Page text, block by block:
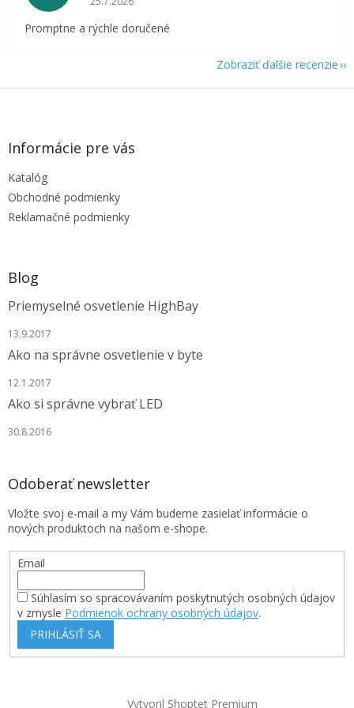
Promptne a rýchle doručené
Zobraziť ďalšie recenzie
Z
Informácie pre vás
Katalóg
Obchodné podmienky
Reklamačné podmienky
Blog
Priemyselné osvetlenie HighBay
13.9.2017
Ako na správne osvetlenie v byte
12.1.2017
Ako si správne vybrať LED
30.8.2016
Odoberať newsletter
Vložte svoj e-mail a my Vám budeme zasielať informácie o
nových produktoch na našom e-shope.
Email
Súhlasím so spracovávaním poskytnutých osobných údajov
v zmysle Podmienok ochrany osobných údajov.
PRIHLÁSIŤ SA
Vytvoril Shoptet Premium